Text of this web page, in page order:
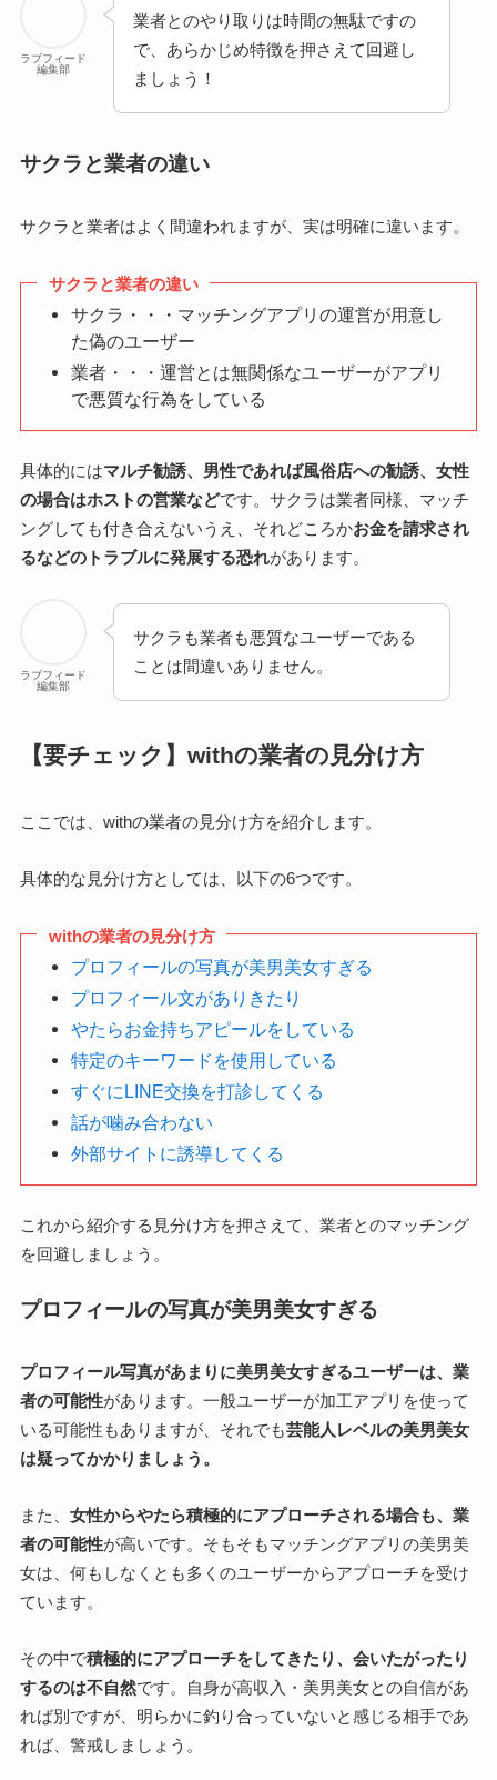
ラブフィード
編集部
業者とのやり取りは時間の無駄ですの
で、あらかじめ特徴を押さえて回避し
ましょう！
サクラと業者の違い
サクラと業者はよく間違われますが、実は明確に違います。
サクラと業者の違い
サクラ・・・マッチングアプリの運営が用意し
た偽のユーザー
業者・・・運営とは無関係なユーザーがアプリ
で悪質な行為をしている
具体的にはマルチ勧誘、男性であれば風俗店への勧誘、女性
の場合はホストの営業などです。サクラは業者同様、マッチ
ングしても付き合えないうえ、それどころかお金を請求され
るなどのトラブルに発展する恐れがあります。
ラブフィード
編集部
サクラも業者も悪質なユーザーである
ことは間違いありません。
【要チェック】withの業者の見分け方
ここでは、withの業者の見分け方を紹介します。
具体的な見分け方としては、以下の6つです。
withの業者の見分け方
プロフィールの写真が美男美女すぎる
プロフィール文がありきたり
やたらお金持ちアピールをしている
特定のキーワードを使用している
すぐにLINE交換を打診してくる
話が噛み合わない
外部サイトに誘導してくる
これから紹介する見分け方を押さえて、業者とのマッチング
を回避しましょう。
プロフィールの写真が美男美女すぎる
プロフィール写真があまりに美男美女すぎるユーザーは、業
者の可能性があります。一般ユーザーが加工アプリを使って
いる可能性もありますが、それでも芸能人レベルの美男美女
は疑ってかかりましょう。
また、 女性からやたら積極的にアプローチされる場合も、業
者の可能性が高いです。 そもそもマッチングアプリの美男美
女は、何もしなくとも多くのユーザーからアプローチを受け
ています。
その中で積極的にアプローチをしてきたり、会いたがったり
するのは不自然です。自身が高収入・美男美女との自信があ
れば別ですが、明らかに釣り合っていないと感じる相手であ
れば、警戒しましょう。